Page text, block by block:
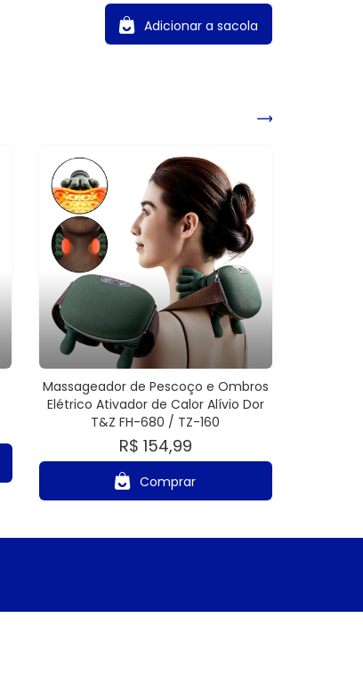
Adicionar a sacola
Massageador de Pescoço e Ombros
Elétrico Ativador de Calor Alívio Dor
T&Z FH-680 / TZ-160
R$ 154,99
Comprar